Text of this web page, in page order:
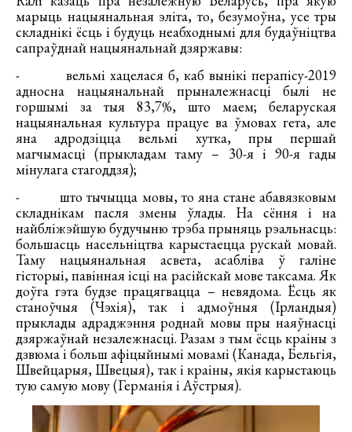
марыць нацыянальная эліта, то, безумоўна, усе тры
складнікі ёсць і будуць неабходнымі для будаўніцтва
сапраўднай нацыянальнай дзяржавы:
- вельмі хацелася б, каб вынікі перапісу-2019
адносна нацыянальнай прыналежнасці былі не
горшымі за тыя 83,7%, што маем; беларуская
нацыянальная культура працуе ва ўмовах гета, але
яна адродзіцца вельмі хутка, пры першай
магчымасці (прыкладам таму – 30-я і 90-я гады
мінулага стагоддзя);
- што тычыцца мовы, то яна стане абавязковым
складнікам пасля змены ўлады. На сёння і на
найбліжэйшую будучыню трэба прыняць рэальнасць:
большасць насельніцтва карыстаецца рускай мовай.
Таму нацыянальная асвета, асабліва ў галіне
гісторыі, павінная ісці на расійскай мове таксама. Як
доўга гэта будзе працягвацца – невядома. Ёсць як
станоўчыя (Чэхія), так і адмоўныя (Ірландыя)
прыклады адраджэння роднай мовы пры наяўнасці
дзяржаўнай незалежнасці. Разам з тым ёсць краіны з
дзвюма і больш афіцыйнымі мовамі (Канада, Бельгія,
Швейцарыя, Швецыя), так і краіны, якія карыстаюць
тую самую мову (Германія і Аўстрыя).